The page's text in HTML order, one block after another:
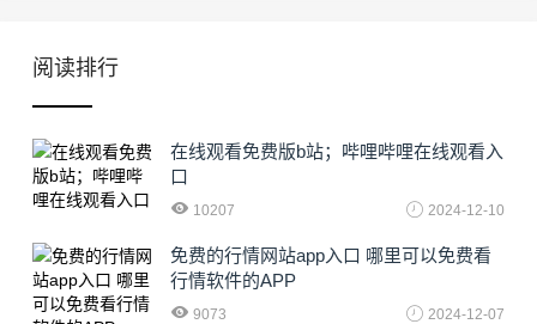
阅读排行
在线观看免费版b站；哔哩哔哩在线观看入
口
10207 2024-12-10
免费的行情网站app入口 哪里可以免费看
行情软件的APP
9073 2024-12-07